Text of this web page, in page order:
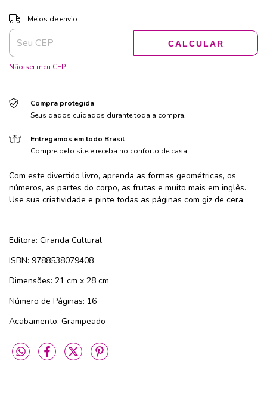
Entregas para o CEP:
Meios de envio
CALCULAR
Não sei meu CEP
Compra protegida
Seus dados cuidados durante toda a compra.
Entregamos em todo Brasil
Compre pelo site e receba no conforto de casa
Com este divertido livro, aprenda as formas geométricas, os
números, as partes do corpo, as frutas e muito mais em inglês.
Use sua criatividade e pinte todas as páginas com giz de cera.
Editora: Ciranda Cultural
ISBN: 9788538079408
Dimensões: 21 cm x 28 cm
Número de Páginas: 16
Acabamento: Grampeado